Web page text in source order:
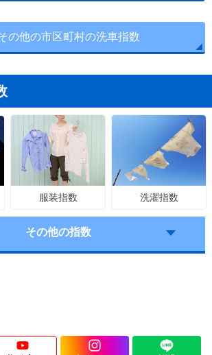
の他の市区町村の洗車指数
服装指数 洗濯指数
その他の指数